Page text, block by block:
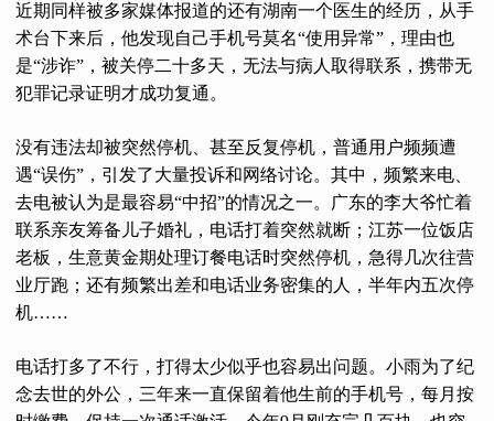
近期同样被多家媒体报道的还有湖南一个医生的经历，从手
术台下来后，他发现自己手机号莫名“使用异常”，理由也
是“涉诈”，被关停二十多天，无法与病人取得联系，携带无
犯罪记录证明才成功复通。
没有违法却被突然停机、甚至反复停机，普通用户频频遭
遇“误伤”，引发了大量投诉和网络讨论。其中，频繁来电、
去电被认为是最容易“中招”的情况之一。广东的李大爷忙着
联系亲友筹备儿子婚礼，电话打着突然就断；江苏一位饭店
老板，生意黄金期处理订餐电话时突然停机，急得几次往营
业厅跑；还有频繁出差和电话业务密集的人，半年内五次停
机……
电话打多了不行，打得太少似乎也容易出问题。小雨为了纪
念去世的外公，三年来一直保留着他生前的手机号，每月按